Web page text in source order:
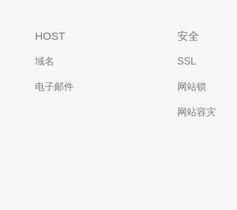
HOST
域名
电子邮件
安全
SSL
网站锁
网站容灾